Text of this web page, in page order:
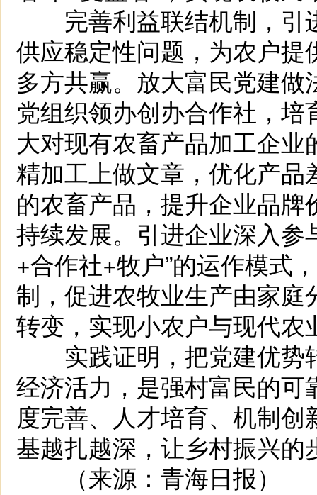
完善利益联结机制，引
供应稳定性问题，为农户
多方共赢。放大富民党建
党组织领办创办合作社，
大对现有农畜产品加工企
精加工上做文章，优化产
的农畜产品，提升企业品
持续发展。引进企业深入参
+合作社+牧户”的运作模式
制，促进农牧业生产由家
转变，实现小农户与现代农
实践证明，把党建优势
经济活力，是强村富民的
度完善、人才培育、机制
基越扎越深，让乡村振兴的
（来源：青海日报）